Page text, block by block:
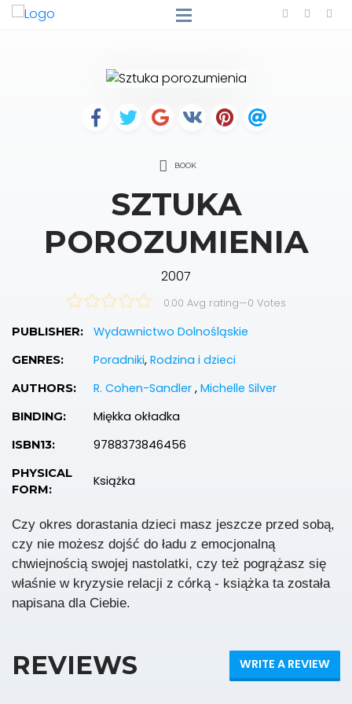
BOOK
SZTUKA
POROZUMIENIA
2007
0.00 Avg rating—0 Votes
PUBLISHER: Wydawnictwo Dolnośląskie
GENRES: Poradniki, Rodzina i dzieci
AUTHORS: R. Cohen-Sandler , Michelle Silver
BINDING: Miękka okładka
ISBN13: 9788373846456
PHYSICAL
FORM:
Książka
Czy okres dorastania dzieci masz jeszcze przed sobą,
czy nie możesz dojść do ładu z emocjonalną
chwiejnością swojej nastolatki, czy też pogrążasz się
właśnie w kryzysie relacji z córką - książka ta została
napisana dla Ciebie.
REVIEWS WRITE A REVIEW